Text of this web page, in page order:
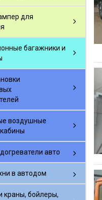
для
багажники и
воздушные
авто
в автодом
краны, бойлеры,